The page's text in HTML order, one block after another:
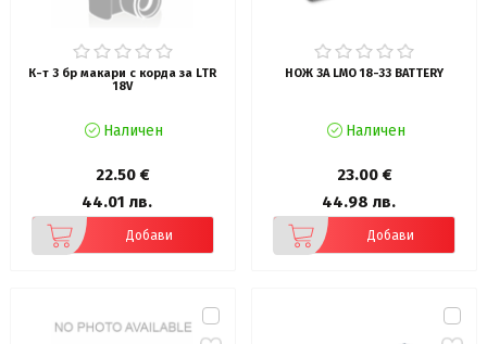
К-т 3 бр макари с корда за LTR
18V
Наличен
22.50 €
44.01 лв.
Добави
НОЖ ЗА LMO 18-33 BATTERY
Наличен
23.00 €
44.98 лв.
Добави